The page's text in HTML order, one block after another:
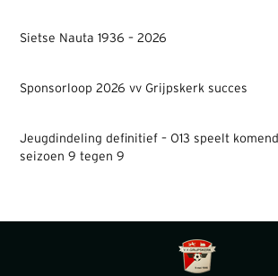
Sietse Nauta 1936 – 2026
Sponsorloop 2026 vv Grijpskerk succes
Jeugdindeling definitief – O13 speelt komend
seizoen 9 tegen 9